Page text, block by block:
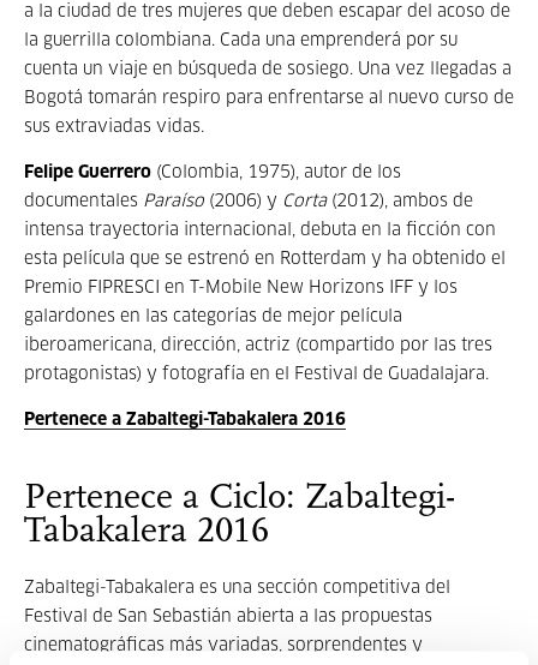
a la ciudad de tres mujeres que deben escapar del acoso de
la guerrilla colombiana. Cada una emprenderá por su
cuenta un viaje en búsqueda de sosiego. Una vez llegadas a
Bogotá tomarán respiro para enfrentarse al nuevo curso de
sus extraviadas vidas.
Felipe Guerrero (Colombia, 1975), autor de los
documentales Paraíso (2006) y Corta (2012), ambos de
intensa trayectoria internacional, debuta en la ficción con
esta película que se estrenó en Rotterdam y ha obtenido el
Premio FIPRESCI en T-Mobile New Horizons IFF y los
galardones en las categorías de mejor película
iberoamericana, dirección, actriz (compartido por las tres
protagonistas) y fotografía en el Festival de Guadalajara.
Pertenece a Zabaltegi-Tabakalera 2016
Pertenece a Ciclo: Zabaltegi-
Tabakalera 2016
Zabaltegi-Tabakalera es una sección competitiva del
Festival de San Sebastián abierta a las propuestas
cinematográficas más variadas, sorprendentes y